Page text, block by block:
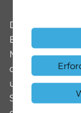
Die
Einstieg in die
Mercedes-
dynamischen
unter dem
Sportmodell.